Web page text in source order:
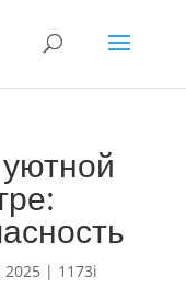
2025| 1173i